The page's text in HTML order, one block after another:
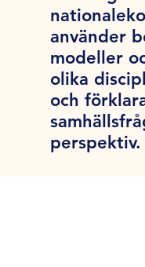
använder
modeller
olika
och
perspektiv.